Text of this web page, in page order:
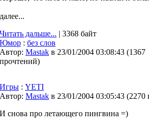
далее...
Читать дальше... | 3368 байт
Юмор : без слов
Автор: Мastak в 23/01/2004 03:08:43 (1367
прочтений)
Игры : YETI
Автор: Мastak в 23/01/2004 03:05:43 (2270
И снова про летающего пингвина =)